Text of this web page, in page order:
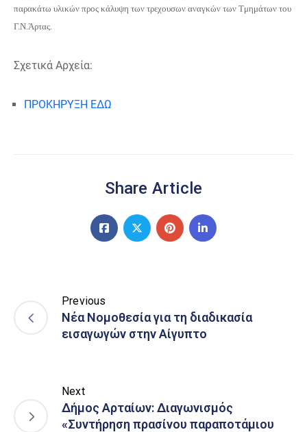
παρακάτω υλικών προς κάλυψη των τρεχουσων αναγκών των Τμημάτων του
Γ.Ν.Άρτας.
Σχετικά Αρχεία:
ΠΡΟΚΗΡΥΞΗ ΕΔΩ
Share Article
Previous
Νέα Νομοθεσία για τη διαδικασία
εισαγωγών στην Αίγυπτο
Next
Δήμος Αρταίων: Διαγωνισμός
«Συντήρηση πρασίνου παραποτάμιου